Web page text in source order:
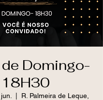
Domingo-
18H30
R. Palmeira de Leque,